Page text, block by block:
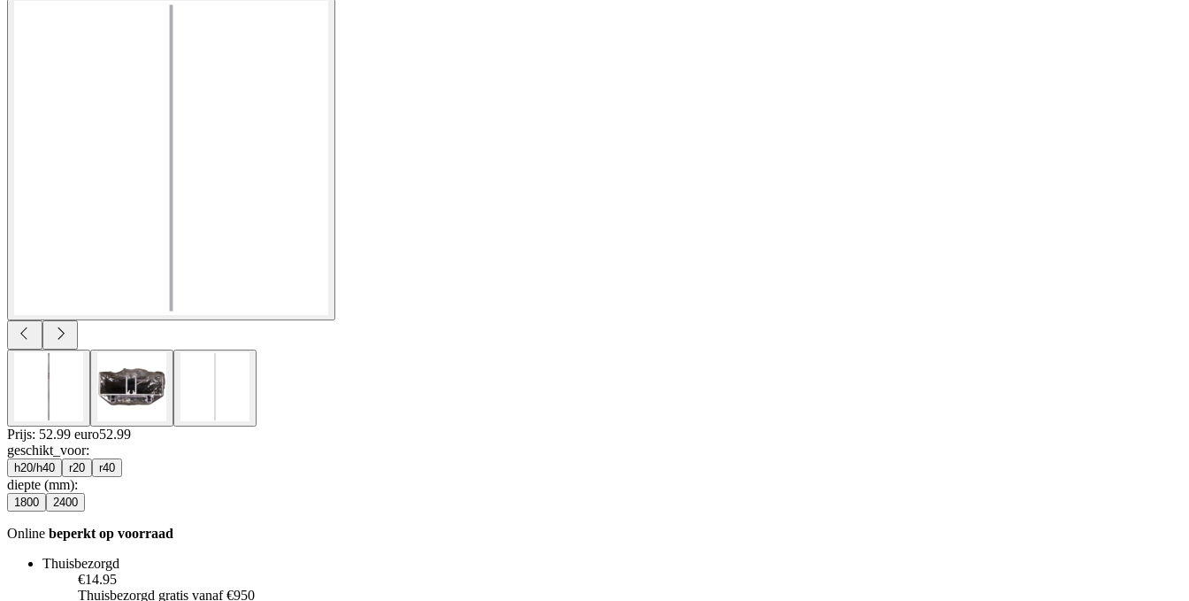
Prijs: 52.99 euro52.99
geschikt_voor:
h20/h40 r20 r40
diepte (mm):
1800 2400
Online beperkt op voorraad
Thuisbezorgd
€14.95
Thuisbezorgd gratis vanaf €950